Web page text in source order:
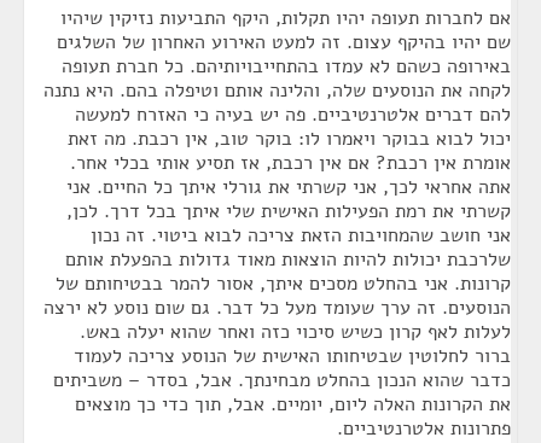
אם לחברות תעופה יהיו תקלות, היקף התביעות נזיקין שיהיו
שם יהיו בהיקף עצום. זה למעט האירוע האחרון של השלגים
באירופה כשהם לא עמדו בהתחייבויותיהם. כל חברת תעופה
לקחה את הנוסעים שלה, והלינה אותם וטיפלה בהם. היא נתנה
להם דברים אלטרנטיביים. פה יש בעיה כי האזרח למעשה
יכול לבוא בבוקר ויאמרו לו: בוקר טוב, אין רכבת. מה זאת
אומרת אין רכבת? אם אין רכבת, אז תסיע אותי בכלי אחר.
אתה אחראי לכך, אני קשרתי את גורלי איתך כל החיים. אני
קשרתי את רמת הפעילות האישית שלי איתך בכל דרך. לכן,
אני חושב שהמחויבות הזאת צריכה לבוא ביטוי. זה נכון
שלרכבת יכולות להיות הוצאות מאוד גדולות בהפעלת אותם
קרונות. אני בהחלט מסכים איתך, אסור להמר בבטיחותם של
הנוסעים. זה ערך שעומד מעל כל דבר. גם שום נוסע לא ירצה
לעלות לאף קרון כשיש סיכוי כזה ואחר שהוא יעלה באש.
ברור לחלוטין שבטיחותו האישית של הנוסע צריכה לעמוד
כדבר שהוא הנכון בהחלט מבחינתך. אבל, בסדר – משביתים
את הקרונות האלה ליום, יומיים. אבל, תוך כדי כך מוצאים
פתרונות אלטרנטיביים.